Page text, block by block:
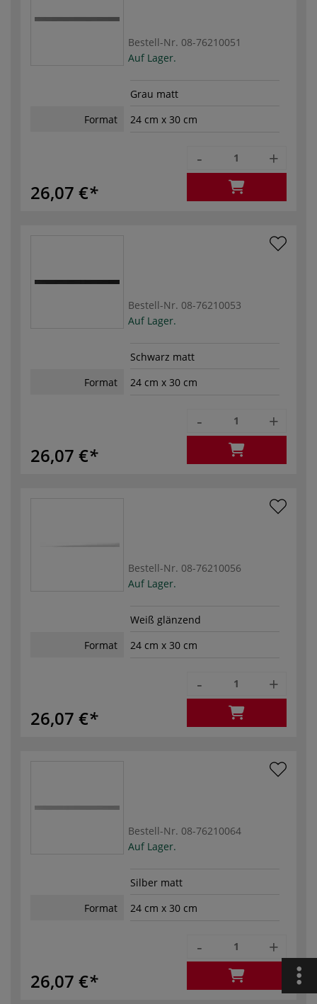
Bestell-Nr. 08-76210051
Auf Lager.
Grau matt
Format
24 cm x 30 cm
26,07 €
- +
Bestell-Nr. 08-76210053
Auf Lager.
Schwarz matt
Format
24 cm x 30 cm
26,07 €
- +
Bestell-Nr. 08-76210056
Auf Lager.
Weiß glänzend
Format
24 cm x 30 cm
26,07 €
- +
Bestell-Nr. 08-76210064
Auf Lager.
Silber matt
Format
24 cm x 30 cm
26,07 €
- +